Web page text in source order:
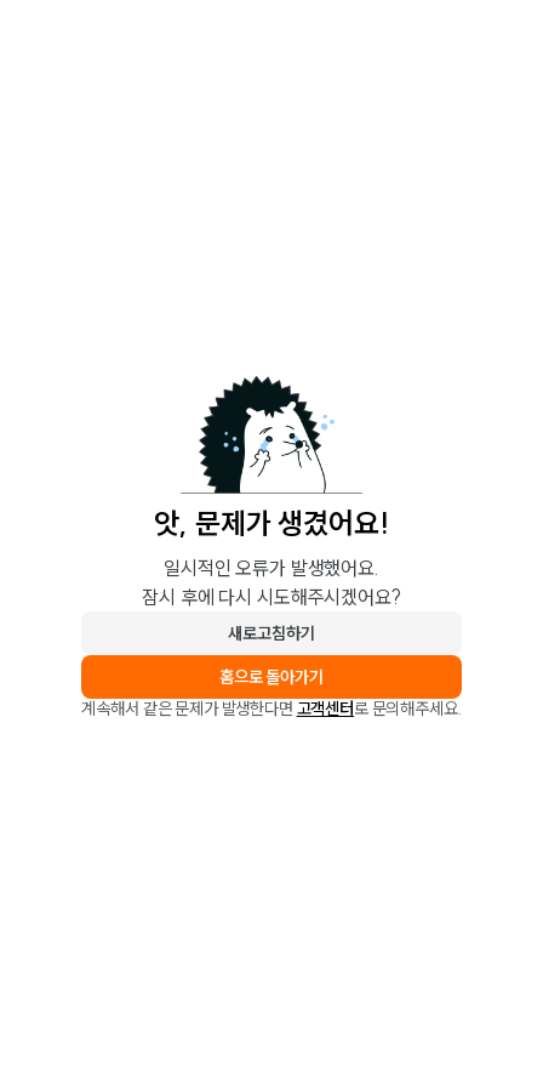
앗, 문제가 생겼어요!
일시적인 오류가 발생했어요.
잠시 후에 다시 시도해주시겠어요?
새로고침하기
홈으로 돌아가기
계속해서 같은 문제가 발생한다면 고객센터로 문의해주세요.